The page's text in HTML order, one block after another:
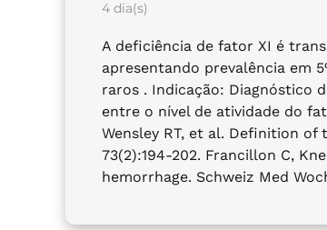
4 dia(s)
A deficiência de fator XI é
apresentando prevalência em
raros . Indicação: Diagnóstico
entre o nível de atividade do
Wensley RT, et al. Definition
73(2):194-202. Francillon C,
hemorrhage. Schweiz Med